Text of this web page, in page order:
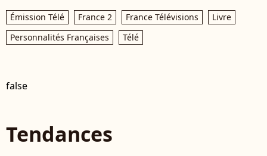
Émission Télé France 2 France Télévisions
Livre
Personnalités Françaises
Télé
false
Tendances